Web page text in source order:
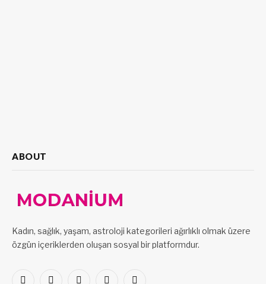
ABOUT
Kadın, sağlık, yaşam, astroloji kategorileri ağırlıklı olmak üzere
özgün içeriklerden oluşan sosyal bir platformdur.